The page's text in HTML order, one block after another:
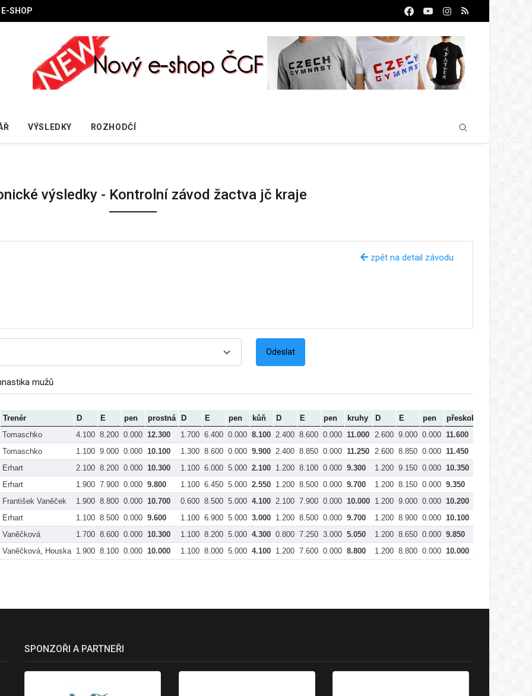
E-SHOP
VÝSLEDKY ROZHODČÍ
výsledky - Kontrolní závod žactva jč kraje
zpět na detail závodu
mužů
Trenér D E pen prostná D E pen kůň D E pen kruhy D E pen přeskok
Tomaschko
4.100 8.200 0.000 12.300 1.700 6.400 0.000 8.100 2.400 8.600 0.000 11.000 2.600 9.000 0.000 11.600
Tomaschko
1.100 9.000 0.000 10.100 1.300 8.600 0.000 9.900 2.400 8.850 0.000 11.250 2.600 8.850 0.000 11.450
Erhart
2.100 8.200 0.000 10.300 1.100 6.000 5.000 2.100 1.200 8.100 0.000 9.300 1.200 9.150 0.000 10.350
Erhart
1.900 7.900 0.000 9.800 1.100 6.450 5.000 2.550 1.200 8.500 0.000 9.700 1.200 8.150 0.000 9.350
František Vaněček
1.900 8.800 0.000 10.700 0.600 8.500 5.000 4.100 2.100 7.900 0.000 10.000 1.200 9.000 0.000 10.200
Erhart
1.100 8.500 0.000 9.600 1.100 6.900 5.000 3.000 1.200 8.500 0.000 9.700 1.200 8.900 0.000 10.100
Vaněčková
1.700 8.600 0.000 10.300 1.100 8.200 5.000 4.300 0.800 7.250 3.000 5.050 1.200 8.650 0.000 9.850
Vaněčková, Houska 1.900 8.100 0.000 10.000 1.100 8.000 5.000 4.100 1.200 7.600 0.000 8.800 1.200 8.800 0.000 10.000
SPONZOŘI A PARTNEŘI